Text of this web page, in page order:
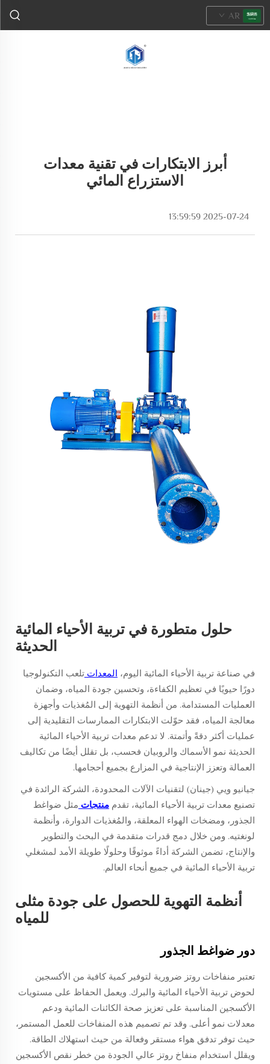
AR
أبرز الابتكارات في تقنية معدات
الاستزراع المائي
2025-07-24 13:59:59
حلول متطورة في تربية الأحياء المائية
الحديثة
في صناعة تربية الأحياء المائية اليوم، المعدات تلعب التكنولوجيا
دورًا حيويًا في تعظيم الكفاءة، وتحسين جودة المياه، وضمان
العمليات المستدامة. من أنظمة التهوية إلى المُغذيات وأجهزة
معالجة المياه، فقد حوّلت الابتكارات الممارسات التقليدية إلى
عمليات أكثر دقةً وأتمتة. لا تدعم معدات تربية الأحياء المائية
الحديثة نمو الأسماك والروبيان فحسب، بل تقلل أيضًا من تكاليف
العمالة وتعزز الإنتاجية في المزارع بجميع أحجامها.
جيانيو ويي (جينان) لتقنيات الآلات المحدودة، الشركة الرائدة في
تصنيع معدات تربية الأحياء المائية، تقدم منتجات مثل ضواغط
الجذور، ومضخات الهواء المعلقة، والمُغذيات الدوارة، وأنظمة
لونغتيه. ومن خلال دمج قدرات متقدمة في البحث والتطوير
والإنتاج، تضمن الشركة أداءً موثوقًا وحلولًا طويلة الأمد لمشغلي
تربية الأحياء المائية في جميع أنحاء العالم.
أنظمة التهوية للحصول على جودة مثلى
للمياه
دور ضواغط الجذور
تعتبر منفاخات روتز ضرورية لتوفير كمية كافية من الأكسجين
لحوض تربية الأحياء المائية والبرك. ويعمل الحفاظ على مستويات
الأكسجين المناسبة على تعزيز صحة الكائنات المائية ودعم
معدلات نمو أعلى. وقد تم تصميم هذه المنفاخات للعمل المستمر،
حيث توفر تدفق هواء مستقر وفعالة من حيث استهلاك الطاقة.
ويقلل استخدام منفاخ روتز عالي الجودة من خطر نقص الأكسجين